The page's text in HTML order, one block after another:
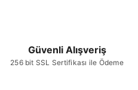
Güvenli Alışveriş
256 bit SSL Sertifikası ile Ödeme